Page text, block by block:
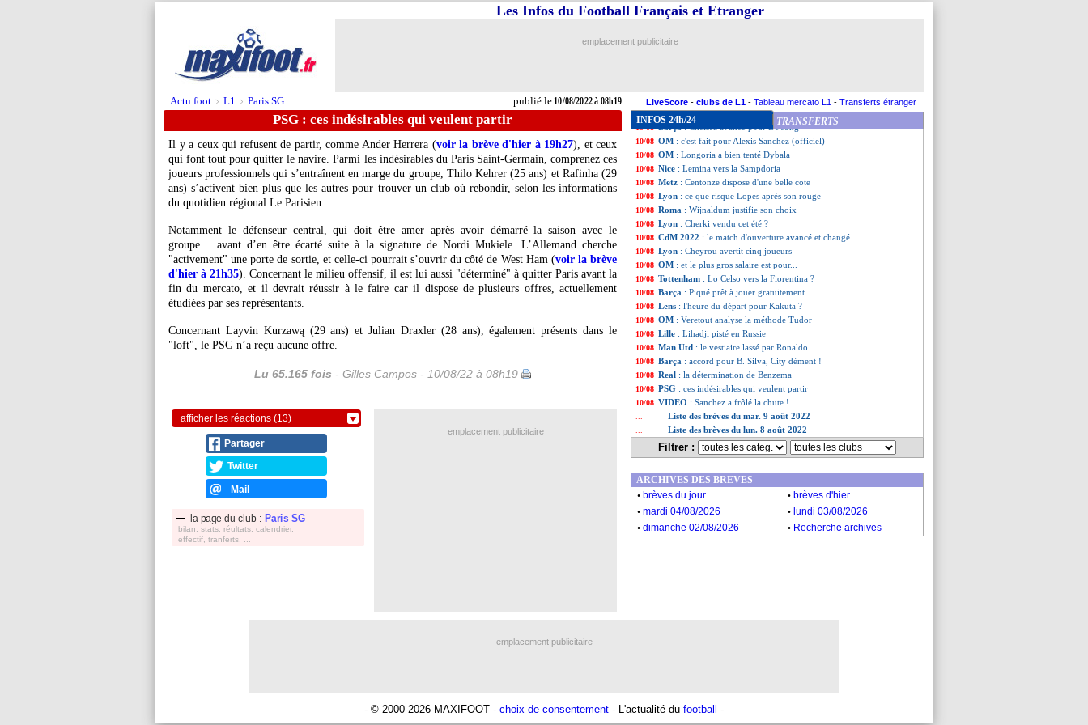
Actu foot > L1 > Paris SG publié le10/08/2022 à 08h19
Les Infos du Football Français et Etranger
emplacement publicitaire
LiveScore - clubs de L1 - Tableau mercato L1 - Transferts étranger
PSG : ces indésirables qui veulent partir
Il y a ceux qui refusent de partir, comme Ander Herrera (voir la brève d'hier à 19h27), et ceux
qui font tout pour quitter le navire. Parmi les indésirables du Paris Saint-Germain, comprenez ces
joueurs professionnels qui s’entraînent en marge du groupe, Thilo Kehrer (25 ans) et Rafinha (29
ans) s’activent bien plus que les autres pour trouver un club où rebondir, selon les informations
du quotidien régional Le Parisien.
Notamment le défenseur central, qui doit être amer après avoir démarré la saison avec le
groupe… avant d’en être écarté suite à la signature de Nordi Mukiele. L’Allemand cherche
"activement" une porte de sortie, et celle-ci pourrait s’ouvrir du côté de West Ham (voir la brève
d'hier à 21h35). Concernant le milieu offensif, il est lui aussi "déterminé" à quitter Paris avant la
fin du mercato, et il devrait réussir à le faire car il dispose de plusieurs offres, actuellement
étudiées par ses représentants.
Concernant Layvin Kurzawą (29 ans) et Julian Draxler (28 ans), également présents dans le
"loft", le PSG n’a reçu aucune offre.
Lu 65.165 fois - Gilles Campos - 10/08/22 à 08h19
afficher les réactions (13)
Partager
Twitter
Mail
la page du club : Paris SG
bilan, stats, réultats, calendrier,
effectif, tranferts, ...
INFOS 24h/24 TRANSFERTS
10/08 Man City: Bernardo Silva sort du silence
10/08 Barça: Busquets, pas d'accord avec la direction
10/08 OM: Sanchez flatte les supporters
10/08 Lyon: deux défenseurs intransférables
10/08 PSG: Kalimuendo va signer à Rennes pour 25 M€
: Chelsea avance pour De Jong
10/08 OM : c'est fait pour Alexis Sanchez (officiel)
10/08 OM : Longoria a bien tenté Dybala
10/08 Nice : Lemina vers la Sampdoria
10/08 Metz : Centonze dispose d'une belle cote
10/08 Lyon : ce que risque Lopes après son rouge
10/08 Roma : Wijnaldum justifie son choix
10/08 Lyon : Cherki vendu cet été ?
10/08 CdM 2022 : le match d'ouverture avancé et changé
10/08 Lyon : Cheyrou avertit cinq joueurs
10/08 OM : et le plus gros salaire est pour...
10/08 Tottenham : Lo Celso vers la Fiorentina ?
10/08 Barça : Piqué prêt à jouer gratuitement
10/08 Lens : l'heure du départ pour Kakuta ?
10/08 OM : Veretout analyse la méthode Tudor
10/08 Lille : Lihadji pisté en Russie
10/08 Man Utd : le vestiaire lassé par Ronaldo
10/08 Barça : accord pour B. Silva, City dément !
10/08 Real : la détermination de Benzema
10/08 PSG : ces indésirables qui veulent partir
10/08 VIDEO : Sanchez a frôlé la chute !
Liste des brèves du mar. 9 août 2022
Liste des brèves du lun. 8 août 2022
Filtrer :
emplacement publicitaire
ARCHIVES DES BREVES
. brèves du jour . brèves d'hier
. mardi 04/08/2026 . lundi 03/08/2026
. dimanche 02/08/2026 . Recherche archives
emplacement publicitaire
- © 2000-2026 MAXIFOOT - choix de consentement - L'actualité du football -